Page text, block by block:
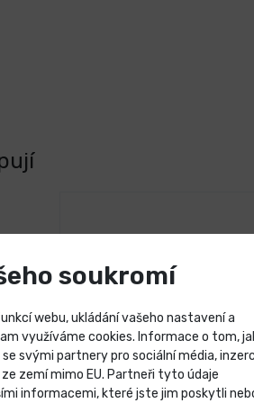
soukromí
webu, ukládání vašeho nastavení a
využíváme cookies. Informace o tom,
svými partnery pro sociální média,
zemí mimo EU. Partneři tyto údaje
informacemi, které jste jim poskytli